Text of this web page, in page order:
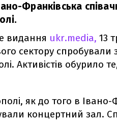
Франківська
видання ukr.media, 13
сектору спробували
Активістів обурило
як до того в Івано-
концертний зал.